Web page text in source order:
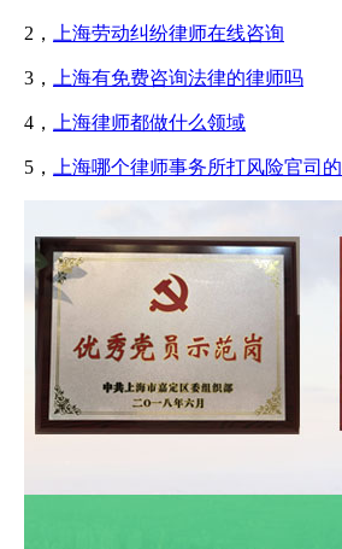
2， 上海劳动纠纷律师在线咨询
3， 上海有免费咨询法律的律师吗
4， 上海律师都做什么领域
5， 上海哪个律师事务所打风险官司的